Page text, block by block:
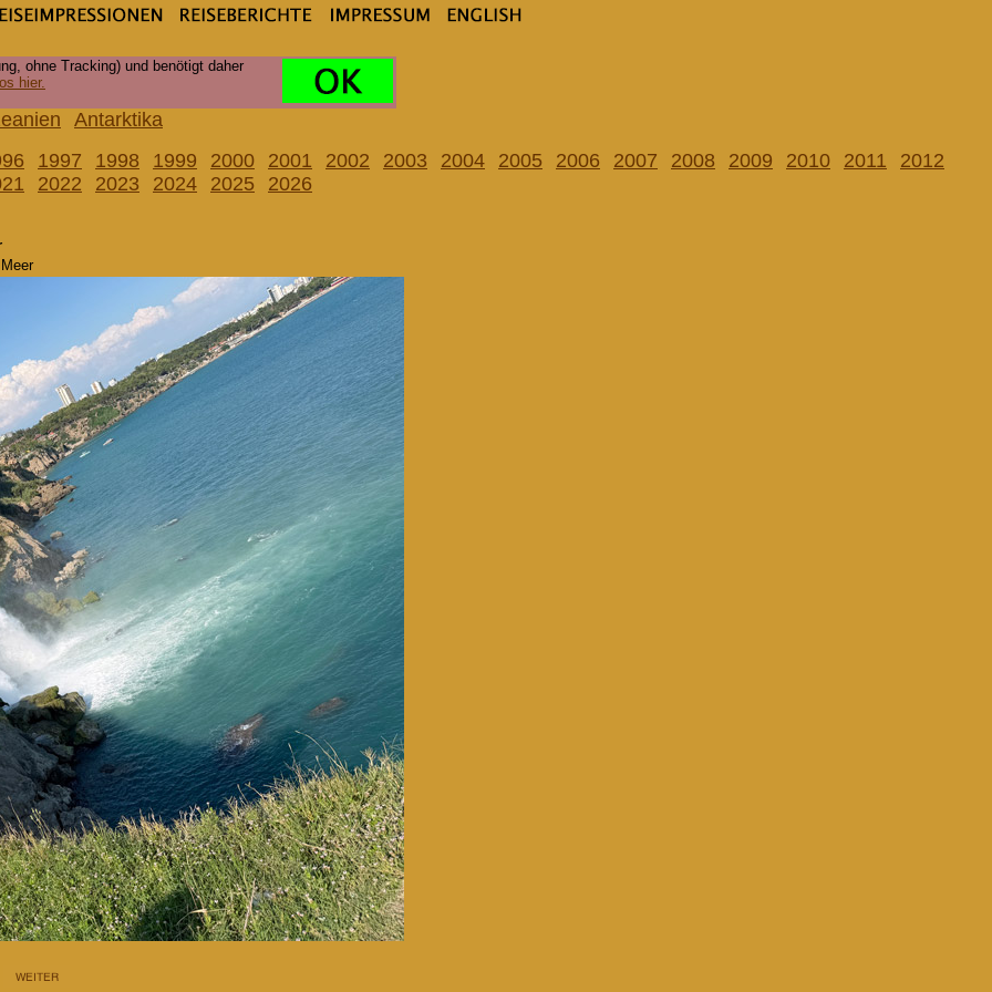
ohne Tracking) und benötigt daher
hier.
Antarktika
1997 1998 1999 2000 2001 2002 2003 2004 2005 2006 2007 2008 2009 2010 2011
2012
2022 2023 2024 2025 2026